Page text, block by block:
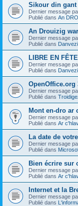
Sikour din
Dernier message
Publié dans An
An Drouizig
Dernier message
Publié dans
LIBRE EN
Dernier message
Publié dans
Dernier message
Publié dans
Mont en-dro ar
Dernier message
Publié dans Ar
La date de
Dernier message
Publié dans
Bien écrire sur
Dernier message
Publié dans Ar
Internet et la
Dernier message
Publié dans